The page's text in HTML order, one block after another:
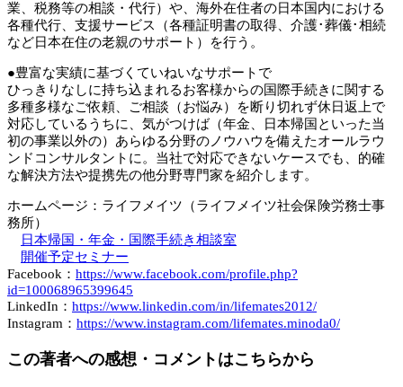
業、税務等の相談・代行）や、海外在住者の日本国内における
各種代行、支援サービス（各種証明書の取得、介護･葬儀･相続
など日本在住の老親のサポート）を行う。
●豊富な実績に基づくていねいなサポートで
ひっきりなしに持ち込まれるお客様からの国際手続きに関する
多種多様なご依頼、ご相談（お悩み）を断り切れず休日返上で
対応しているうちに、気がつけば（年金、日本帰国といった当
初の事業以外の）あらゆる分野のノウハウを備えたオールラウ
ンドコンサルタントに。当社で対応できないケースでも、的確
な解決方法や提携先の他分野専門家を紹介します。
ホームページ：ライフメイツ（ライフメイツ社会保険労務士事
務所）
日本帰国・年金・国際手続き相談室
開催予定セミナー
Facebook： https://www.facebook.com/profile.php?
id=100068965399645
LinkedIn： https://www.linkedin.com/in/lifemates2012/
Instagram： https://www.instagram.com/lifemates.minoda0/
この著者への感想・コメントはこちらから